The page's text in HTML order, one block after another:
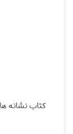
کتاب نشانه